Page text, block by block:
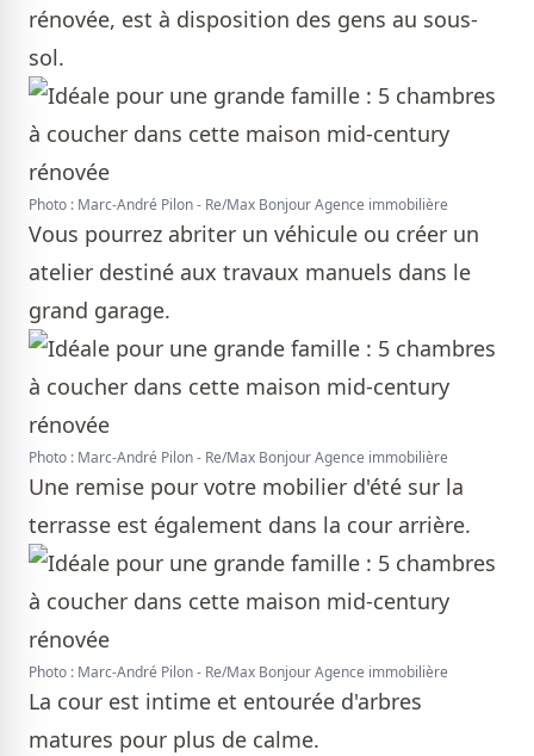
rénovée, est à disposition des gens au sous-
sol.
Photo : Marc-André Pilon - Re/Max Bonjour Agence immobilière
Vous pourrez abriter un véhicule ou créer un
atelier destiné aux travaux manuels dans le
grand garage.
Photo : Marc-André Pilon - Re/Max Bonjour Agence immobilière
Une remise pour votre mobilier d'été sur la
terrasse est également dans la cour arrière.
Photo : Marc-André Pilon - Re/Max Bonjour Agence immobilière
La cour est intime et entourée d'arbres
matures pour plus de calme.